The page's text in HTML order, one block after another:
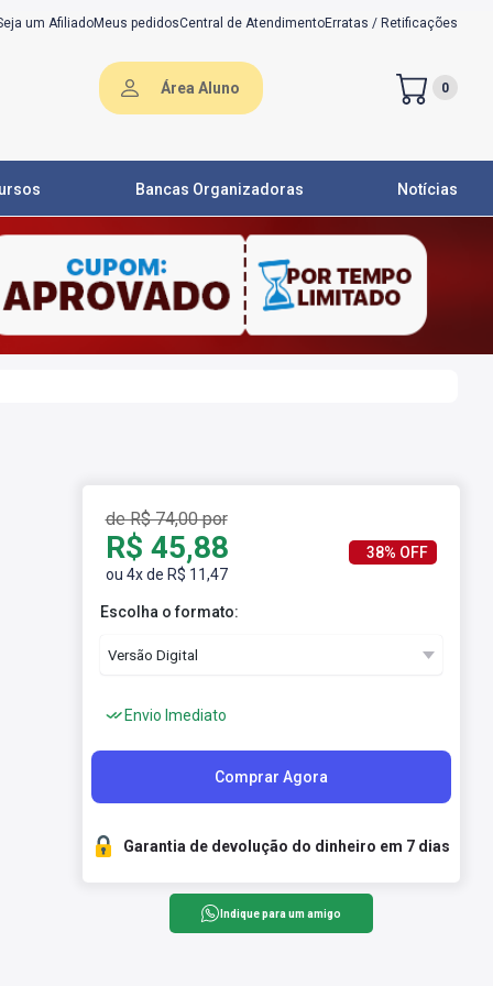
um AfiliadoMeus pedidosCentral de AtendimentoErratas / Retificações
Área Aluno 0
Bancas Organizadoras Notícias
de R$ 74,00 por
R$ 45,88
ou 4x de R$ 11,47
38% OFF
Escolha o formato:
Envio Imediato
Comprar Agora
Garantia de devolução do dinheiro em 7 dias
Indique para um amigo